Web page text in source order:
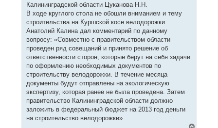
Калининградской области Цуканова Н.Н.
В ходе круглого стола не обошли вниманием и тему
строительства на Куршской косе велодорожки.
Анатолий Калина дал комментарий по данному
вопросу: «Совместно с правительством области
проведен ряд совещаний и принято решение об
ответственности сторон, которые берут на себя задачи
по оформлению необходимых документов по
строительству велодорожки. В течение месяца
документы будут отправлены на экологическую
экспертизу, которая ранее не была проведена. Затем
правительство Калининградской области должно
заложить в федеральный бюджет на 2013 год деньги
на строительство велодорожки».